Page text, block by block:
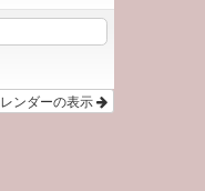
ンダーの表示